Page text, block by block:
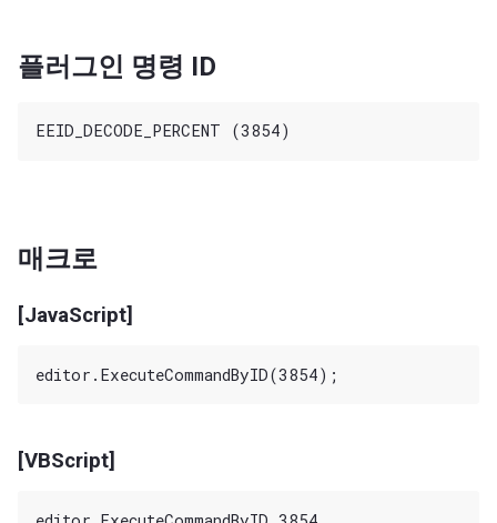
플러그인 명령 ID
매크로
[JavaScript]
[VBScript]